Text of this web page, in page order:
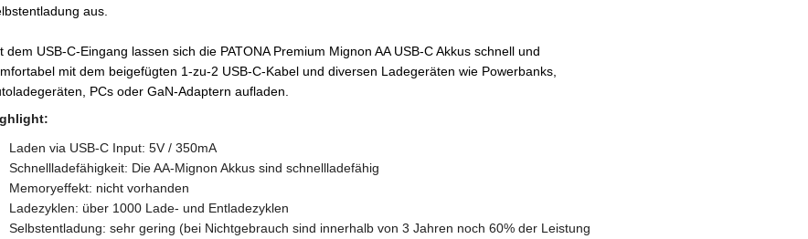
aus.
dem USB-C-Eingang lassen sich die PATONA Premium Mignon AA USB-C Akkus schnell und
mit dem beigefügten 1-zu-2 USB-C-Kabel und diversen Ladegeräten wie Powerbanks,
PCs oder GaN-Adaptern aufladen.
Laden via USB-C Input: 5V / 350mA
Schnellladefähigkeit: Die AA-Mignon Akkus sind schnellladefähig
Memoryeffekt: nicht vorhanden
Ladezyklen: über 1000 Lade- und Entladezyklen
Selbstentladung: sehr gering (bei Nichtgebrauch sind innerhalb von 3 Jahren noch 60% der Leistung